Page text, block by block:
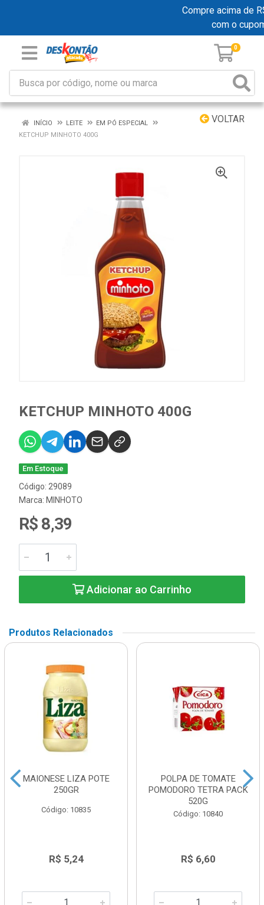
Compre acima de
com o
0
VOLTAR
INÍCIO LEITE
EM PÓ ESPECIAL
KETCHUP MINHOTO 400G
KETCHUP MINHOTO 400G
Em Estoque
Código: 29089
Marca: MINHOTO
R$ 8,39
Adicionar ao Carrinho
Produtos Relacionados
MAIONESE LIZA POTE
250GR
Código: 10835
R$ 5,24
POLPA DE TOMATE
POMODORO TETRA PACK
520G
Código: 10840
R$ 6,60